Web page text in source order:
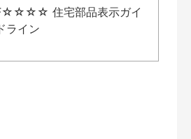
住宅部品表示ガイ
ライン